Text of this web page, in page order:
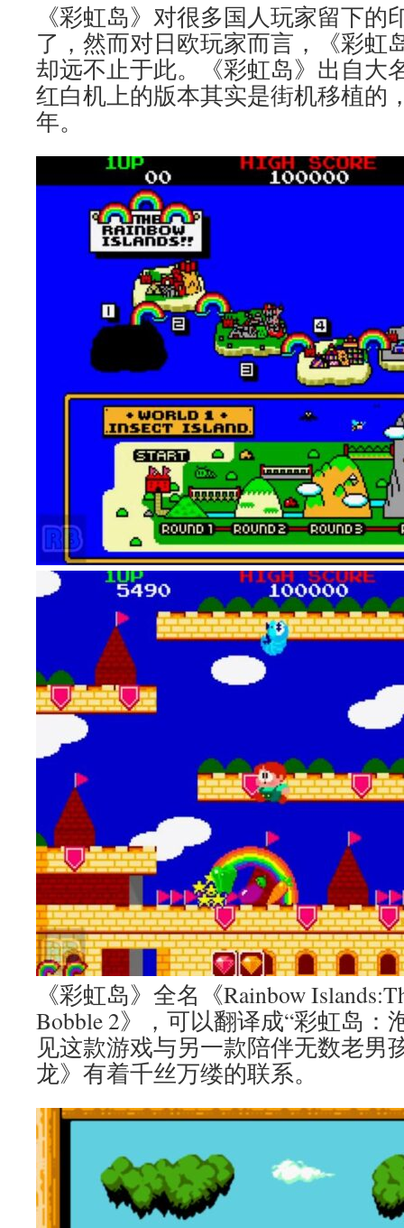
《彩虹岛》对很多国人玩家留下的
了，然而对日欧玩家而言，《彩虹
却远不止于此。《彩虹岛》出自大
红白机上的版本其实是街机移植的
年。
《彩虹岛》全名《Rainbow
Bobble 2》，可以翻译成“彩虹岛：
见这款游戏与另一款陪伴无数老男
龙》有着千丝万缕的联系。